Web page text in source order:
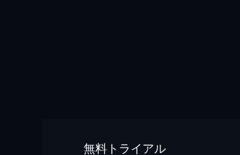
無料トライアル